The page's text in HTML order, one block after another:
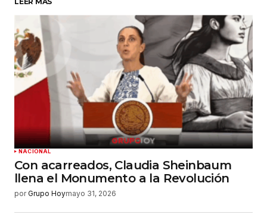
Su nombre
Tu correo electrónico*
Guardar mi nombre, correo electrónico y sitio
web en este navegador para la próxima vez que
haga un comentario.
Enviar comentario
NACIONAL
Con acarreados, Claudia Sheinbaum
llena el Monumento a la Revolución
por Grupo Hoymayo 31, 2026